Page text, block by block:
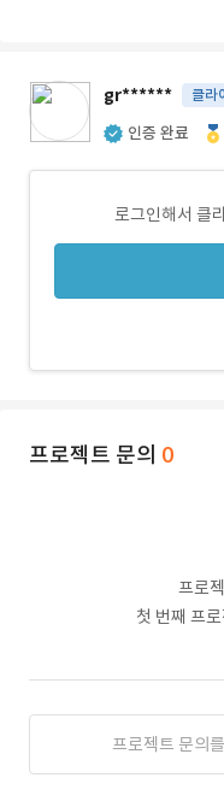
gr****** 클라
인증 완료
로그인해서 클
프로젝트 문의 0
프로
첫 번째 프
프로젝트 문의